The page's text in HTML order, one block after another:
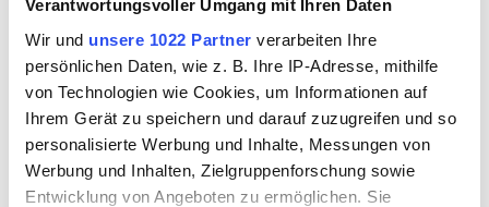
Verantwortungsvoller Umgang mit Ihren Daten
Wir und unsere 1022 Partner verarbeiten Ihre
persönlichen Daten, wie z. B. Ihre IP-Adresse, mithilfe
von Technologien wie Cookies, um Informationen auf
Ihrem Gerät zu speichern und darauf zuzugreifen und so
personalisierte Werbung und Inhalte, Messungen von
Werbung und Inhalten, Zielgruppenforschung sowie
Entwicklung von Angeboten zu ermöglichen. Sie
Sandstrahltechnik
Glasbeschichtungen & Reinigung
Displays & Montage